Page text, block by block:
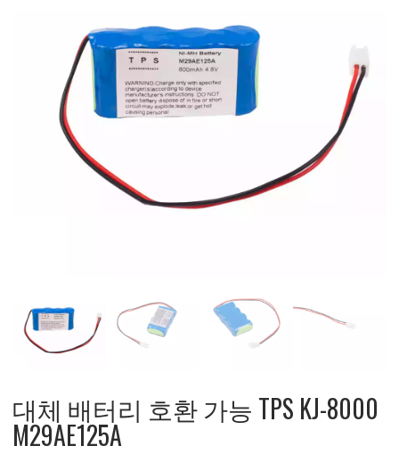
대체 배터리 호환 가능 TPS KJ-8000
M29AE125A